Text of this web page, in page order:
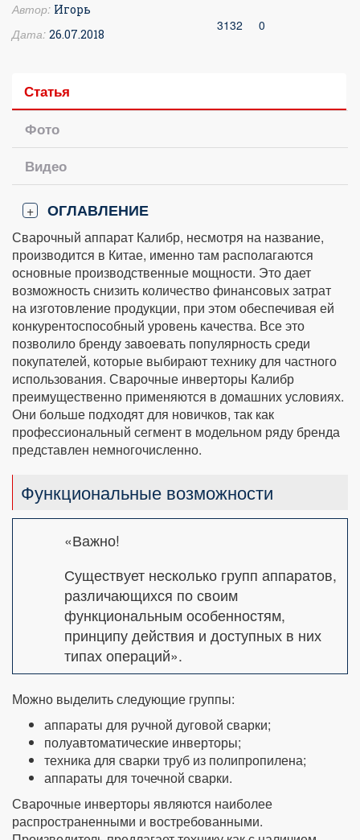
Автор: Игорь
Дата: 26.07.2018
3132 0
Статья
Фото
Видео
+ ОГЛАВЛЕНИЕ
Сварочный аппарат Калибр, несмотря на название,
производится в Китае, именно там располагаются
основные производственные мощности. Это дает
возможность снизить количество финансовых затрат
на изготовление продукции, при этом обеспечивая ей
конкурентоспособный уровень качества. Все это
позволило бренду завоевать популярность среди
покупателей, которые выбирают технику для частного
использования. Сварочные инверторы Калибр
преимущественно применяются в домашних условиях.
Они больше подходят для новичков, так как
профессиональный сегмент в модельном ряду бренда
представлен немногочисленно.
Функциональные возможности
«Важно!
Существует несколько групп аппаратов,
различающихся по своим
функциональным особенностям,
принципу действия и доступных в них
типах операций».
Можно выделить следующие группы:
аппараты для ручной дуговой сварки;
полуавтоматические инверторы;
техника для сварки труб из полипропилена;
аппараты для точечной сварки.
Сварочные инверторы являются наиболее
распространенными и востребованными.